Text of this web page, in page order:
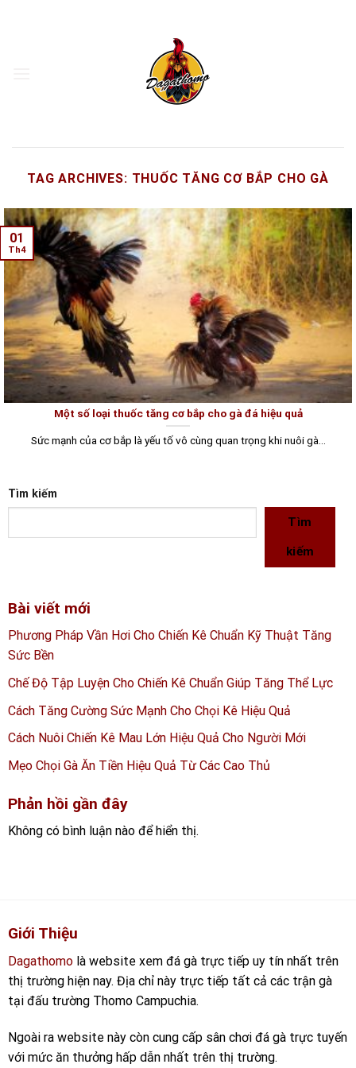
TAG ARCHIVES: THUỐC TĂNG CƠ BẮP CHO GÀ
Một số loại thuốc tăng cơ bắp cho gà đá hiệu quả
Sức mạnh của cơ bắp là yếu tố vô cùng quan trọng khi nuôi gà...
01
Th4
Tìm kiếm
Tìm
kiếm
Bài viết mới
Phương Pháp Vần Hơi Cho Chiến Kê Chuẩn Kỹ Thuật Tăng
Sức Bền
Chế Độ Tập Luyện Cho Chiến Kê Chuẩn Giúp Tăng Thể Lực
Cách Tăng Cường Sức Mạnh Cho Chọi Kê Hiệu Quả
Cách Nuôi Chiến Kê Mau Lớn Hiệu Quả Cho Người Mới
Mẹo Chọi Gà Ăn Tiền Hiệu Quả Từ Các Cao Thủ
Phản hồi gần đây
Không có bình luận nào để hiển thị.
Giới Thiệu
Dagathomo là website xem đá gà trực tiếp uy tín nhất trên
thị trường hiện nay. Địa chỉ này trực tiếp tất cả các trận gà
tại đấu trường Thomo Campuchia.
Ngoài ra website này còn cung cấp sân chơi đá gà trực tuyến
với mức ăn thưởng hấp dẫn nhất trên thị trường.